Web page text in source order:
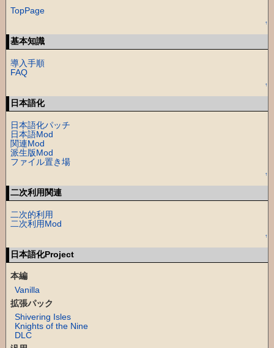
TopPage
↑
基本知識
導入手順
FAQ
↑
日本語化
日本語化パッチ
日本語Mod
関連Mod
派生版Mod
ファイル置き場
↑
二次利用関連
二次的利用
二次利用Mod
↑
日本語化Project
本編
Vanilla
拡張パック
Shivering Isles
Knights of the Nine
DLC